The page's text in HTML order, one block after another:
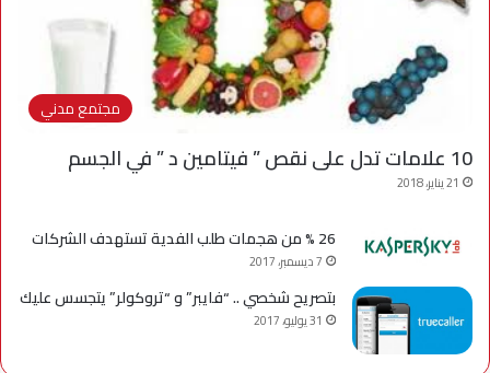
مجتمع مدني
10 علامات تدل على نقص ” فيتامين د ” في الجسم
21 يناير، 2018
26 % من هجمات طلب الفدية تستهدف الشركات
7 ديسمبر، 2017
بتصريح شخصي .. “فايبر” و “تروكولر” يتجسس عليك
31 يوليو، 2017